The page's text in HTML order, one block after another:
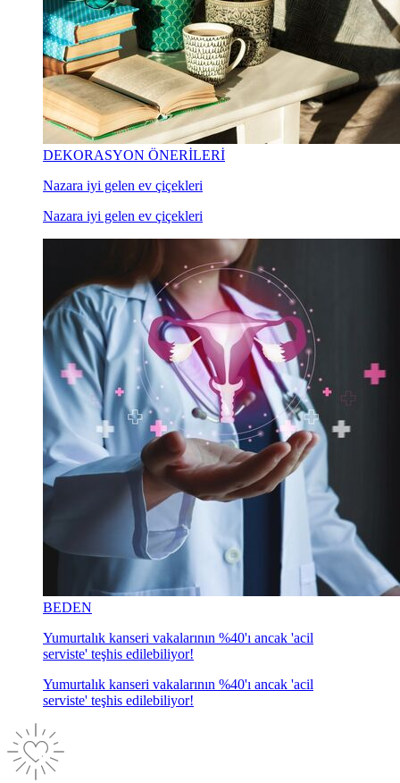
DEKORASYON ÖNERİLERİ
Nazara iyi gelen ev çiçekleri
Nazara iyi gelen ev çiçekleri
BEDEN
Yumurtalık kanseri vakalarının %40'ı ancak 'acil
serviste' teşhis edilebiliyor!
Yumurtalık kanseri vakalarının %40'ı ancak 'acil
serviste' teşhis edilebiliyor!